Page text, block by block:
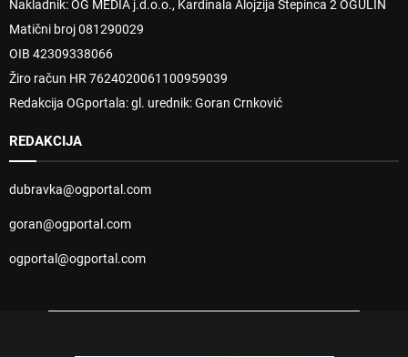
Nakladnik: OG MEDIA j.d.o.o., Kardinala Alojzija Stepinca 2 OGULIN
Matični broj 081290029
OIB 42309338066
Žiro račun HR 7624020061100959039
Redakcija OGportala: gl. urednik: Goran Crnković
REDAKCIJA
dubravka@ogportal.com
goran@ogportal.com
ogportal@ogportal.com